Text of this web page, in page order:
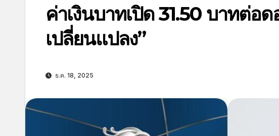
ค่าเงินบาทเปิด 31.50 บาทต่อ
เปลี่ยนแปลง”
ธ.ค. 18, 2025